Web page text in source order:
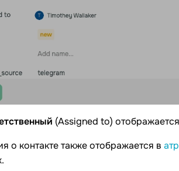
(Assigned to) отображается
о контакте также отображается в